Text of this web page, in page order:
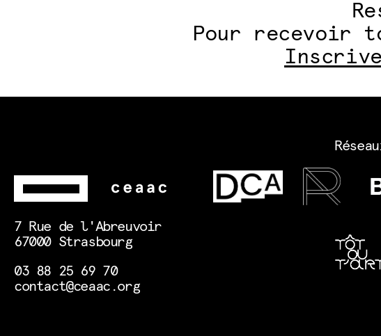
Pour recevoir
7 Rue de l'Abreuvoir
67000 Strasbourg
03 88 25 69 70
contact@ceaac.org